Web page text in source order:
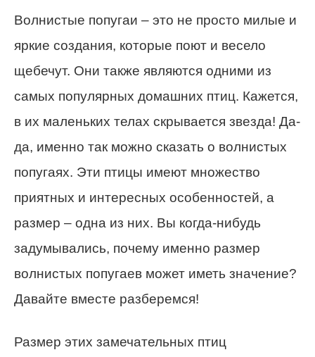
Волнистые попугаи – это не просто милые и
яркие создания, которые поют и весело
щебечут. Они также являются одними из
самых популярных домашних птиц. Кажется,
в их маленьких телах скрывается звезда! Да-
да, именно так можно сказать о волнистых
попугаях. Эти птицы имеют множество
приятных и интересных особенностей, а
размер – одна из них. Вы когда-нибудь
задумывались, почему именно размер
волнистых попугаев может иметь значение?
Давайте вместе разберемся!
Размер этих замечательных птиц